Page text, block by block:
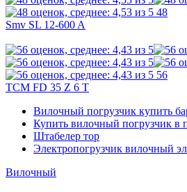
48
Smv SL 12-600 A
56
TCM FD 35 Z 6 T
Вилочный погрузчик купить
Купить вилочный погрузчик в
Штабелер тор
Электропогрузчик вилочный
Вилочный